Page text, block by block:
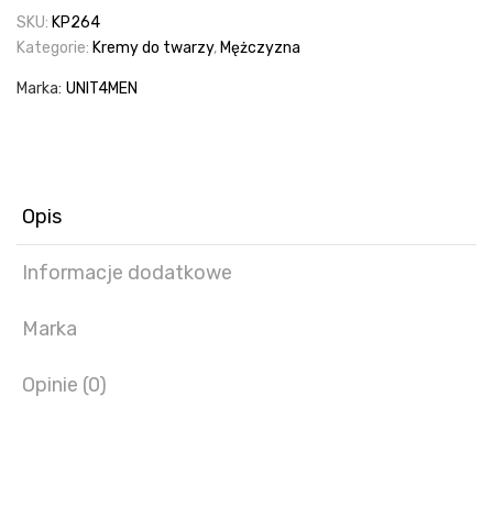
SKU: KP264
Kategorie: Kremy do twarzy, Mężczyzna
Marka: UNIT4MEN
Opis
Informacje dodatkowe
Marka
Opinie (0)